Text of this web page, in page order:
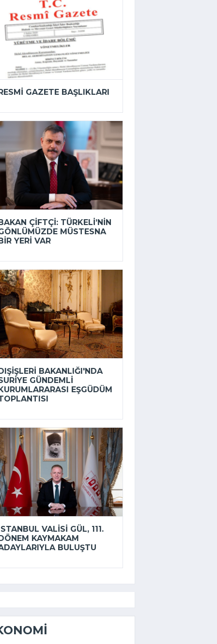
GAZETE BAŞLIKLARI
ÇIFTÇI: TÜRKELI’NIN
MÜSTESNA
YERI VAR
BAKANLIĞI'NDA
GÜNDEMLI
EŞGÜDÜM
VALISI GÜL, 111.
KAYMAKAM
BULUŞTU